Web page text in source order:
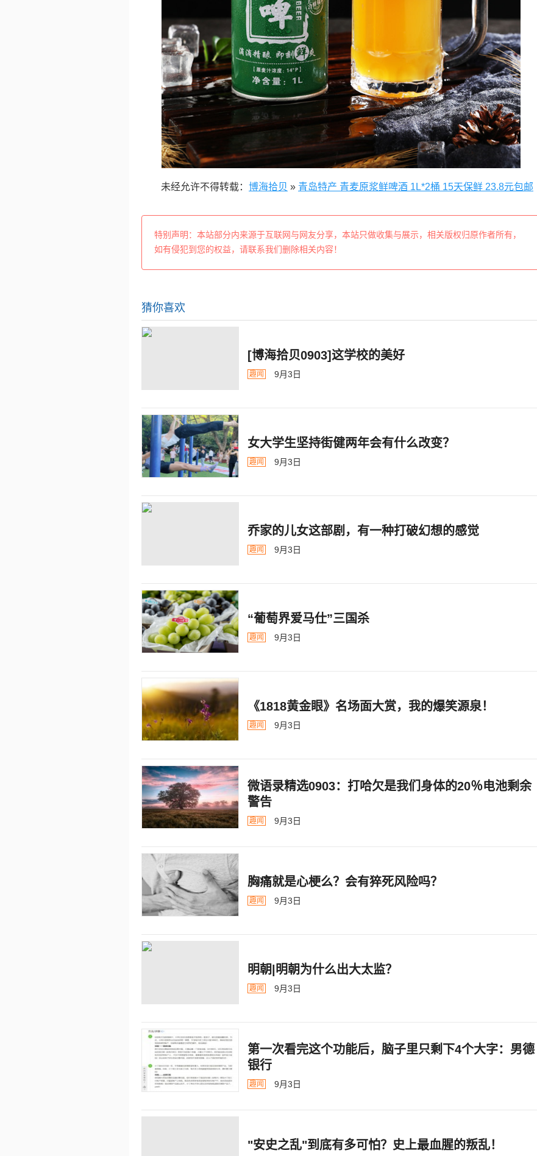
未经允许不得转载： 博海拾贝 » 青岛特产 青麦原浆鲜啤酒 1L*2桶 15天保鲜 23.8元包邮
特别声明：本站部分内来源于互联网与网友分享，本站只做收集与展示，相关版权归原作者所有，
如有侵犯到您的权益，请联系我们删除相关内容！
猜你喜欢
[博海拾贝0903]这学校的美好
趣闻 9月3日
女大学生坚持街健两年会有什么改变？
趣闻 9月3日
乔家的儿女这部剧，有一种打破幻想的感觉
趣闻 9月3日
“葡萄界爱马仕”三国杀
趣闻 9月3日
《1818黄金眼》名场面大赏，我的爆笑源泉！
趣闻 9月3日
微语录精选0903：打哈欠是我们身体的20％电池剩余
警告
趣闻 9月3日
胸痛就是心梗么？会有猝死风险吗？
趣闻 9月3日
明朝|明朝为什么出大太监？ ​​​
趣闻 9月3日
第一次看完这个功能后，脑子里只剩下4个大字：男德
银行
趣闻 9月3日
"安史之乱"到底有多可怕？史上最血腥的叛乱！